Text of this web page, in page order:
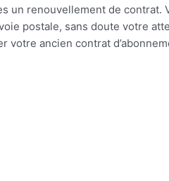
un renouvellement de contrat.
postale, sans doute votre
votre ancien contrat